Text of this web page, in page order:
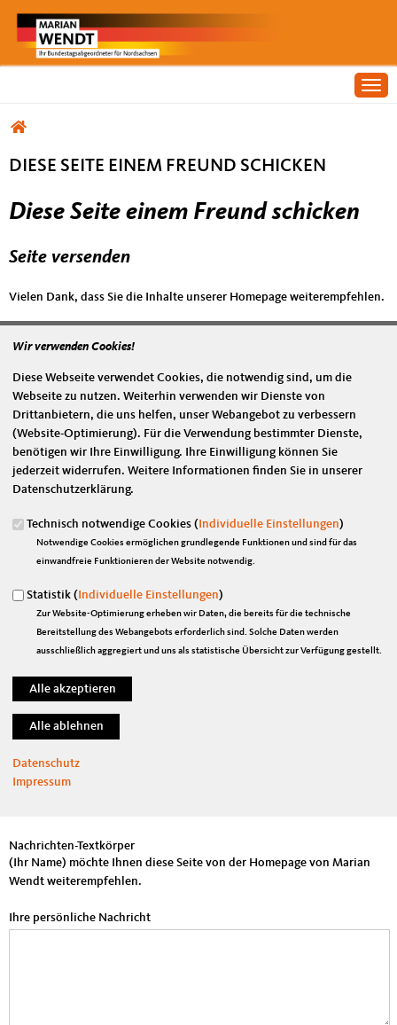
Sie sind hier
DIESE SEITE EINEM FREUND SCHICKEN
Diese Seite einem Freund schicken
Seite versenden
Vielen Dank, dass Sie die Inhalte unserer Homepage weiterempfehlen.
Anmerkung: Ihre E-Mail-Adresse wird benötigt um die Personen, denen
Sie die Seite weiterempfehlen, zu informieren, von wem die
Das mit * gekennzeichnete Feld ist ein Pflichtfeld.
Eigene E-Mail-Adresse*
Eigener Name*
Senden an*
Sie können mehrere Empfänger mit Komma getrennt eingeben.
Sie leiten den folgenden Inhalt weiter
Ehrenamtliche brauchen ordentliches Handwerkszeug
(Ihr Name) möchte Ihnen eine Seite von https://www.marian-
Nachrichten-Textkörper
(Ihr Name) möchte Ihnen diese Seite von der Homepage von Marian
Wendt weiterempfehlen.
Ihre persönliche Nachricht
Wir verwenden Cookies!
Diese Webseite verwendet Cookies, die notwendig sind, um die
Webseite zu nutzen. Weiterhin verwenden wir Dienste von
Drittanbietern, die uns helfen, unser Webangebot zu verbessern
(Website-Optimierung). Für die Verwendung bestimmter Dienste,
benötigen wir Ihre Einwilligung. Ihre Einwilligung können Sie
jederzeit widerrufen. Weitere Informationen finden Sie in unserer
Datenschutzerklärung.
Technisch notwendige Cookies (Individuelle Einstellungen)
Notwendige Cookies ermöglichen grundlegende Funktionen und sind für das
einwandfreie Funktionieren der Website notwendig.
Statistik ( Individuelle Einstellungen)
Zur Website-Optimierung erheben wir Daten, die bereits für die technische
Bereitstellung des Webangebots erforderlich sind. Solche Daten werden
ausschließlich aggregiert und uns als statistische Übersicht zur Verfügung gestellt.
Datenschutz
Impressum